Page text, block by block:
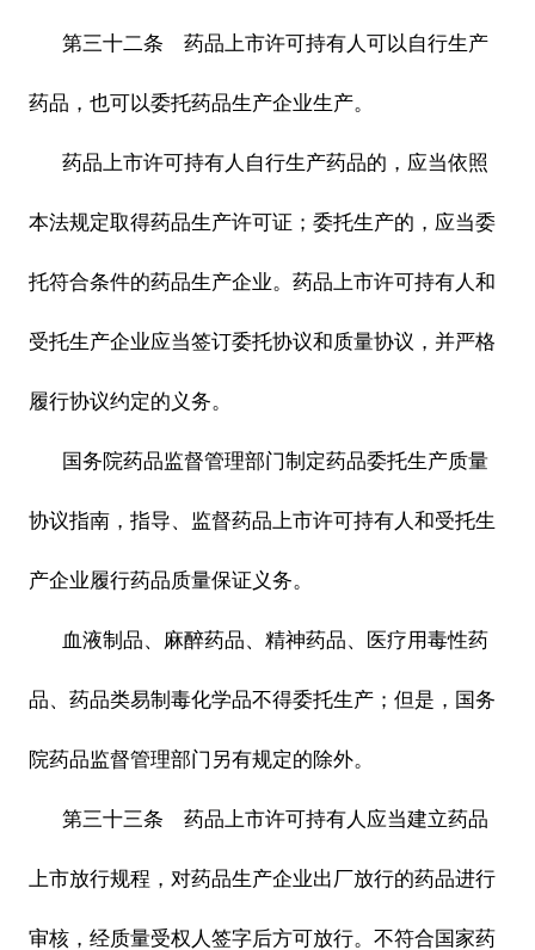
第三十二条 药品上市许可持有人可以自行生产
药品，也可以委托药品生产企业生产。
药品上市许可持有人自行生产药品的，应当依照
本法规定取得药品生产许可证；委托生产的，应当委
托符合条件的药品生产企业。药品上市许可持有人和
受托生产企业应当签订委托协议和质量协议，并严格
履行协议约定的义务。
国务院药品监督管理部门制定药品委托生产质量
协议指南，指导、监督药品上市许可持有人和受托生
产企业履行药品质量保证义务。
血液制品、麻醉药品、精神药品、医疗用毒性药
品、药品类易制毒化学品不得委托生产；但是，国务
院药品监督管理部门另有规定的除外。
第三十三条 药品上市许可持有人应当建立药品
上市放行规程，对药品生产企业出厂放行的药品进行
审核，经质量受权人签字后方可放行。不符合国家药